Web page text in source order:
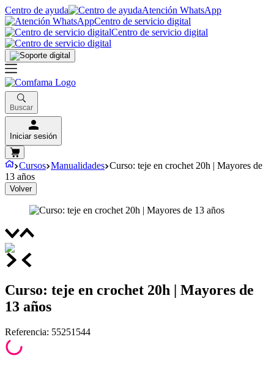
Centro de ayuda
Atención WhatsApp
Centro de servicio digital
Centro de servicio digital
Buscar
Iniciar sesión
Cursos Manualidades Curso: teje en crochet 20h | Mayores de
13 años
Volver
Curso: teje en crochet 20h | Mayores de
13 años
Referencia: 55251544